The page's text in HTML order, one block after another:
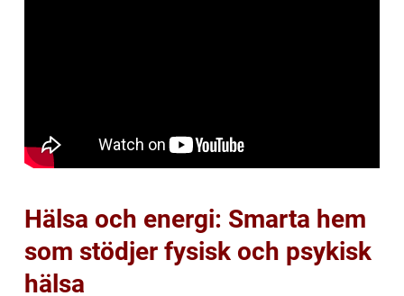
Hälsa och energi: Smarta hem
som stödjer fysisk och psykisk
hälsa